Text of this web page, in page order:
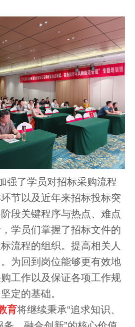
强了学员对招标采购流程
节以及近年来招标投标突
段关键程序与热点、难点
学员们掌握了招标文件的
流程的组织。提高相关人
为回到岗位能够更有效地
工作以及保证各项工作规
坚定的基础。
育将继续秉承“追求知识、